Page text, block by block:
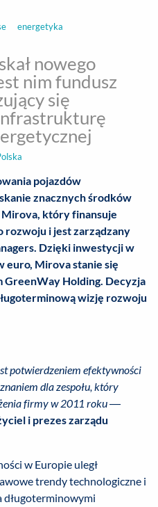
energetyka
nowego
nim fundusz
się
pojazdów
znacznych środków
który finansuje
i jest zarządzany
Dzięki inwestycji w
euro, Mirova stanie się
GreenWay Holding. Decyzja
wizję rozwoju
potwierdzeniem efektywności
dla zespołu, który
firmy w 2011 roku—
i prezes zarządu
w Europie uległ
trendy technologiczne i
długoterminowymi